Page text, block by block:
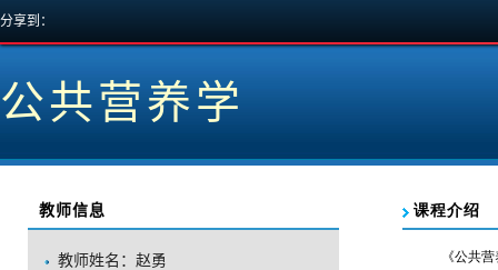
分享到：
公共营养学
教师信息
教师姓名：赵勇